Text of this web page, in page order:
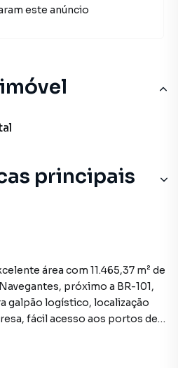
principais
próximo a BR-101,
galpão logístico, localização
fácil acesso aos portos de
este anúncio